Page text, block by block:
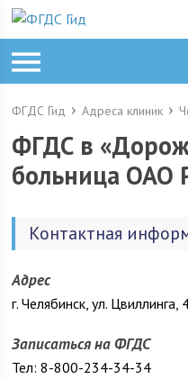
ФГДС Гид Адреса клиник
ФГДС в
больница ОАО
Контактная
Адрес
г. Челябинск, ул. Цвиллинга,
Записаться на ФГДС
Тел: 8-800-234-34-34